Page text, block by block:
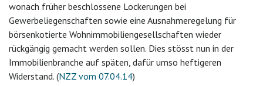
wonach früher beschlossene Lockerungen bei
Gewerbeliegenschaften sowie eine Ausnahmeregelung für
börsenkotierte Wohnimmobiliengesellschaften wieder
rückgängig gemacht werden sollen. Dies stösst nun in der
Immobilienbranche auf späten, dafür umso heftigeren
Widerstand. (NZZ vom 07.04.14)